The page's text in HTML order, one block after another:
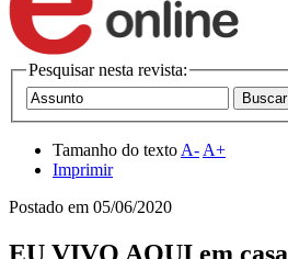
Pesquisar nesta revista:
Tamanho do texto A- A+
Imprimir
Postado em 05/06/2020
EU VIVO AQUI em casa